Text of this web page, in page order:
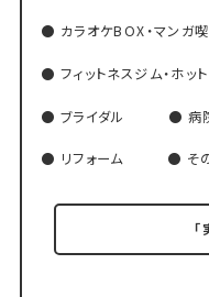
カラオケBOX・マンガ
フィットネスジム・ホッ
ブライダル 病
リフォーム そ